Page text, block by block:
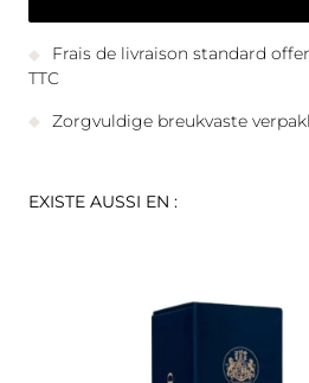
Frais de livraison standard
TTC
Zorgvuldige breukvaste
EXISTE AUSSI EN :